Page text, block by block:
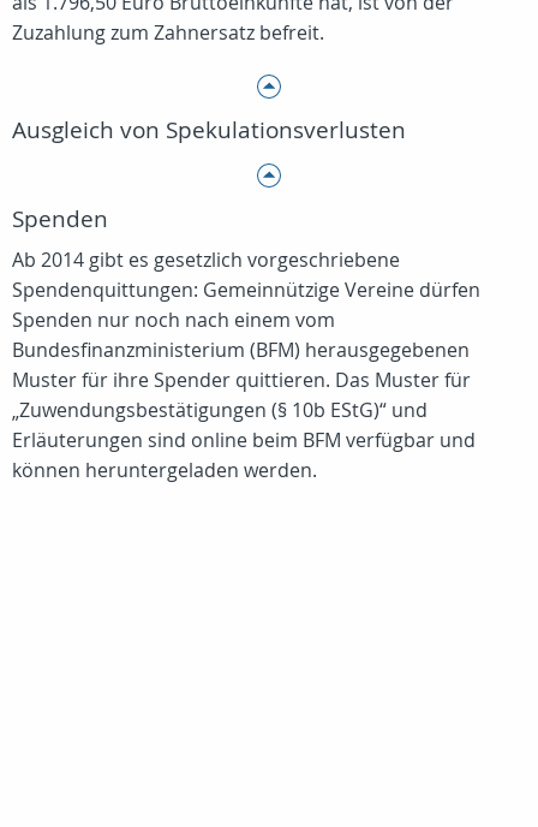
Zuzahlung zum Zahnersatz befreit.
Ausgleich von Spekulationsverlusten
Spenden
Ab 2014 gibt es gesetzlich vorgeschriebene
Spendenquittungen: Gemeinnützige Vereine dürfen
Spenden nur noch nach einem vom
Bundesfinanzministerium (BFM) herausgegebenen
Muster für ihre Spender quittieren. Das Muster für
„Zuwendungsbestätigungen (§ 10b EStG)“ und
Erläuterungen sind online beim BFM verfügbar und
können heruntergeladen werden.